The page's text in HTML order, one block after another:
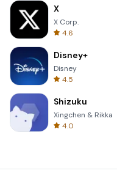
X
X Corp.
4.6
Disney+
Disney
4.5
Shizuku
Xingchen & Rikka
4.0